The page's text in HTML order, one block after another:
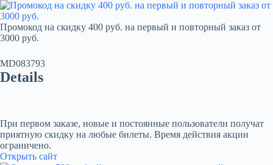
Промокод на скидку 400 руб. на первый и повторный заказ от
3000 руб.
MD083793
Details
При первом заказе, новые и постоянные пользователи получат
приятную скидку на любые билеты. Время действия акции
ограничено.
Открыть сайт